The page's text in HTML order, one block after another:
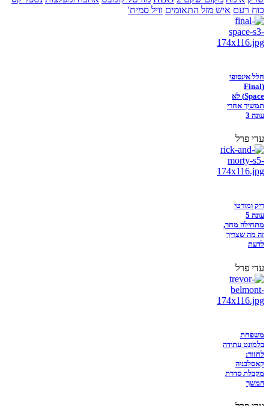
כוח רעם איש מזל התאומים וויל סמית'
חלל אינסופי
(Final
Space) לא
תמשיך אחרי
עונה 3
עדי פרל
ריק ומורטי
עונה 5
מתחילה מחר,
זה מה שצריך
לדעת
עדי פרל
משפחת
בלמונט עתידה
לחזור:
קאסלבניה
מקבלת סדרת
המשך